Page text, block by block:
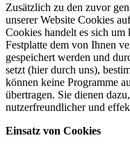
Zusätzlich zu den zuvor
unserer Website Cookies
Cookies handelt es sich
Festplatte dem von Ihnen
gespeichert werden und
setzt (hier durch uns),
können keine Programme
übertragen. Sie dienen
nutzerfreundlicher und
Einsatz von Cookies